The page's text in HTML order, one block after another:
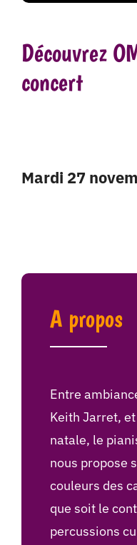
Découvrez
concert
mardi 27
A propos
Entre
Keith Jarret,
natale, le
nous propose
couleurs des
que soit le
percussions